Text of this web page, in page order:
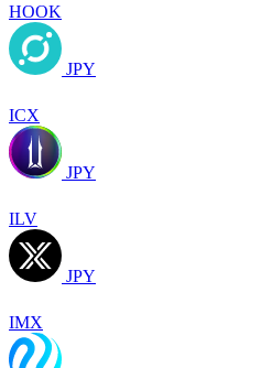
HOOK
JPY
ICX
JPY
ILV
JPY
IMX